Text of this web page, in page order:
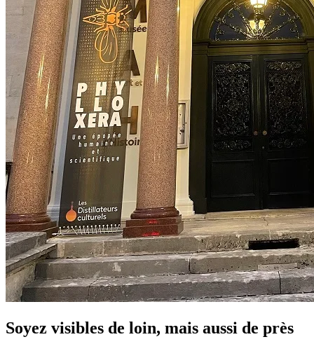
Soyez visibles de loin, mais aussi de près